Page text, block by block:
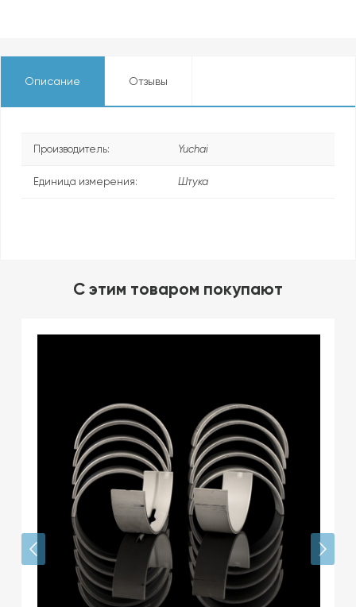
Описание Отзывы
Производитель: Yuchai
Единица измерения: Штука
C этим товаром покупают